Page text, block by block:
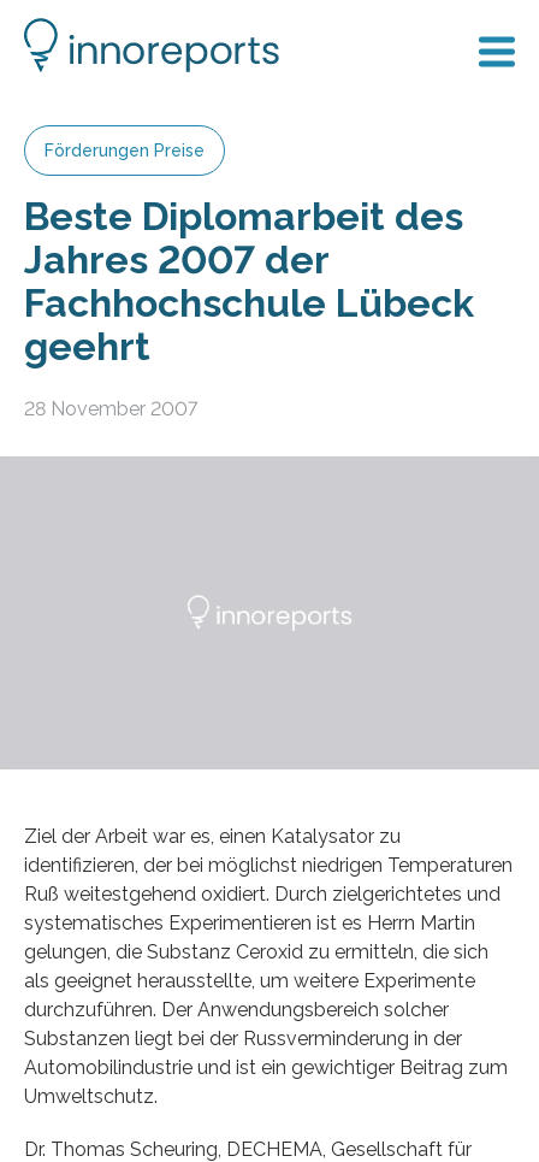
Förderungen Preise
Beste Diplomarbeit des
Jahres 2007 der
Fachhochschule Lübeck
geehrt
28 November 2007
Ziel der Arbeit war es, einen Katalysator zu
identifizieren, der bei möglichst niedrigen Temperaturen
Ruß weitestgehend oxidiert. Durch zielgerichtetes und
systematisches Experimentieren ist es Herrn Martin
gelungen, die Substanz Ceroxid zu ermitteln, die sich
als geeignet herausstellte, um weitere Experimente
durchzuführen. Der Anwendungsbereich solcher
Substanzen liegt bei der Russverminderung in der
Automobilindustrie und ist ein gewichtiger Beitrag zum
Umweltschutz.
Dr. Thomas Scheuring, DECHEMA, Gesellschaft für